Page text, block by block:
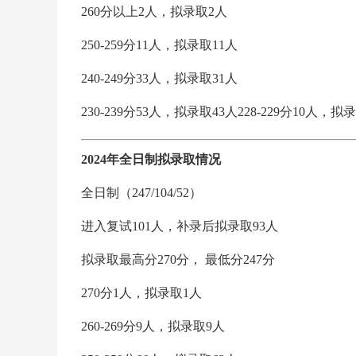
260分以上2人，拟录取2人
250-259分11人，拟录取11人
240-249分33人，拟录取31人
230-239分53人，拟录取43人228-229分10人，拟
2024年全日制拟录取情况
全日制（247/104/52）
进入复试101人，补录后拟录取93人
拟录取最高分270分， 最低分247分
270分1人，拟录取1人
260-269分9人，拟录取9人